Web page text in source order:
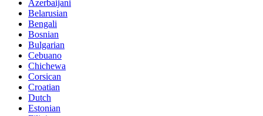
Azerbaijani
Belarusian
Bengali
Bosnian
Bulgarian
Cebuano
Chichewa
Corsican
Croatian
Dutch
Estonian